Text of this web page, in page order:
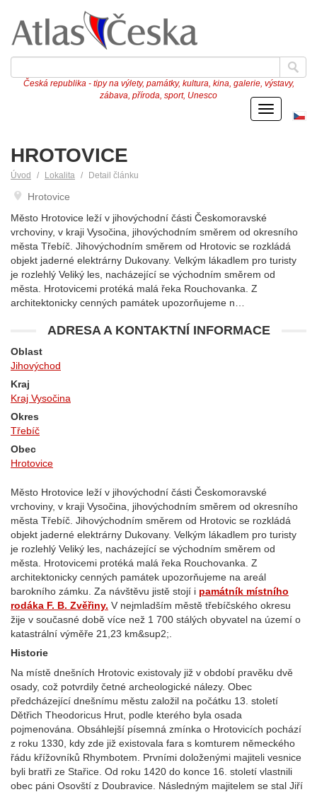
Česká republika - tipy na výlety, památky, kultura, kina, galerie, výstavy,
zábava, příroda, sport, Unesco
Menu
HROTOVICE
Úvod Lokalita Detail článku
Hrotovice
Město Hrotovice leží v jihovýchodní části Českomoravské
vrchoviny, v kraji Vysočina, jihovýchodním směrem od okresního
města Třebíč. Jihovýchodním směrem od Hrotovic se rozkládá
objekt jaderné elektrárny Dukovany. Velkým lákadlem pro turisty
je rozlehlý Veliký les, nacházející se východním směrem od
města. Hrotovicemi protéká malá řeka Rouchovanka. Z
architektonicky cenných památek upozorňujeme n…
ADRESA A KONTAKTNÍ INFORMACE
Oblast
Jihovýchod
Kraj
Kraj Vysočina
Okres
Třebíč
Obec
Hrotovice
Město Hrotovice leží v jihovýchodní části Českomoravské
vrchoviny, v kraji Vysočina, jihovýchodním směrem od okresního
města Třebíč. Jihovýchodním směrem od Hrotovic se rozkládá
objekt jaderné elektrárny Dukovany. Velkým lákadlem pro turisty
je rozlehlý Veliký les, nacházející se východním směrem od
města. Hrotovicemi protéká malá řeka Rouchovanka. Z
architektonicky cenných památek upozorňujeme na areál
barokního zámku. Za návštěvu jistě stojí i památník místního
rodáka F. B. Zvěřiny. V nejmladším městě třebíčského okresu
žije v současné době více než 1 700 stálých obyvatel na území o
katastrální výměře 21,23 km&sup2;.
Historie
Na místě dnešních Hrotovic existovaly již v období pravěku dvě
osady, což potvrdily četné archeologické nálezy. Obec
předcházející dnešnímu městu založil na počátku 13. století
Dětřich Theodoricus Hrut, podle kterého byla osada
pojmenována. Obsáhlejší písemná zmínka o Hrotovicích pochází
z roku 1330, kdy zde již existovala fara s komturem německého
řádu křížovníků Rhymbotem. Prvními doloženými majiteli vesnice
byli bratři ze Stařice. Od roku 1420 do konce 16. století vlastnili
obec páni Osovští z Doubravice. Následným majitelem se stal Jiří